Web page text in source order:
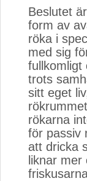
Beslutet
form av
röka i
med sig
fullkomligt
trots
sitt eget
rökarna
för passiv
att dricka
liknar